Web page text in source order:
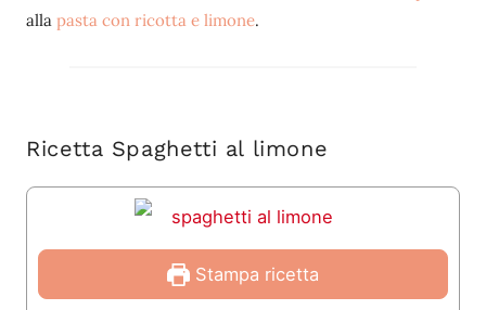
alla pasta con ricotta e limone.
Ricetta Spaghetti al limone
Stampa ricetta